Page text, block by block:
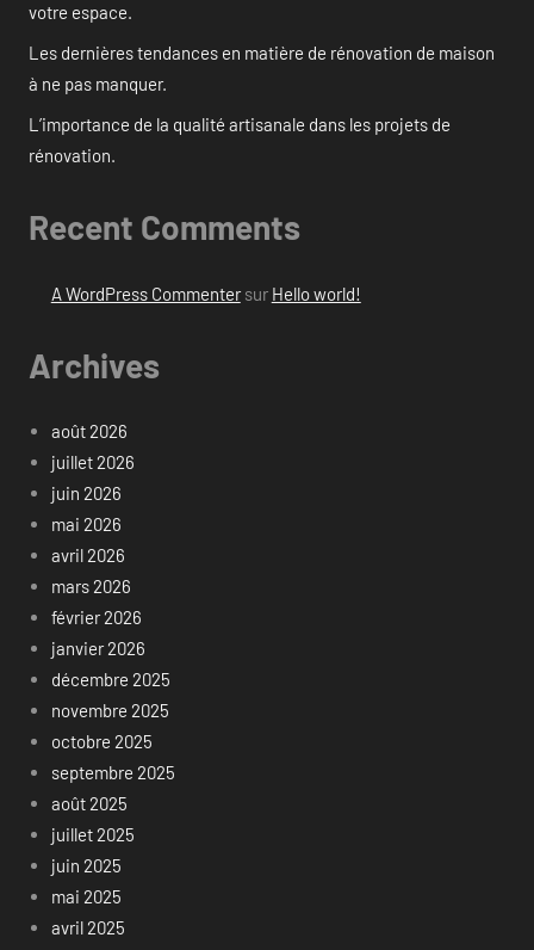
votre espace.
Les dernières tendances en matière de rénovation de maison
à ne pas manquer.
L’importance de la qualité artisanale dans les projets de
rénovation.
Recent Comments
A WordPress Commentersur Hello world!
Archives
août 2026
juillet 2026
juin 2026
mai 2026
avril 2026
mars 2026
février 2026
janvier 2026
décembre 2025
novembre 2025
octobre 2025
septembre 2025
août 2025
juillet 2025
juin 2025
mai 2025
avril 2025